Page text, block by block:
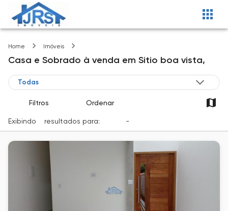
Home Imóveis
Casa e Sobrado à venda em Sitio boa vista,
Filtros Ordenar
Exibindo resultados para: -